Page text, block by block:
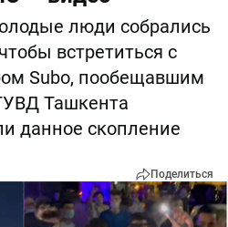
люди собрались
встретиться с
Subo, пообещавшим
Ташкента
данное скопление
Поделиться